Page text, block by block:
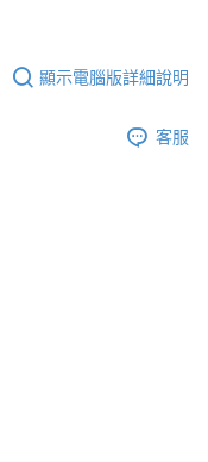
顯示電腦版詳細說明
客服